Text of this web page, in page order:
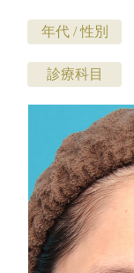
年代 / 性別
診療科目